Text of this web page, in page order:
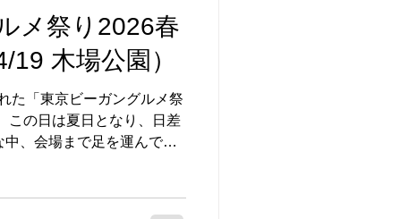
メ祭り2026春
木場公園）
た「東京ビーガングルメ祭
この日は夏日となり、日差
、会場まで足を運んでく